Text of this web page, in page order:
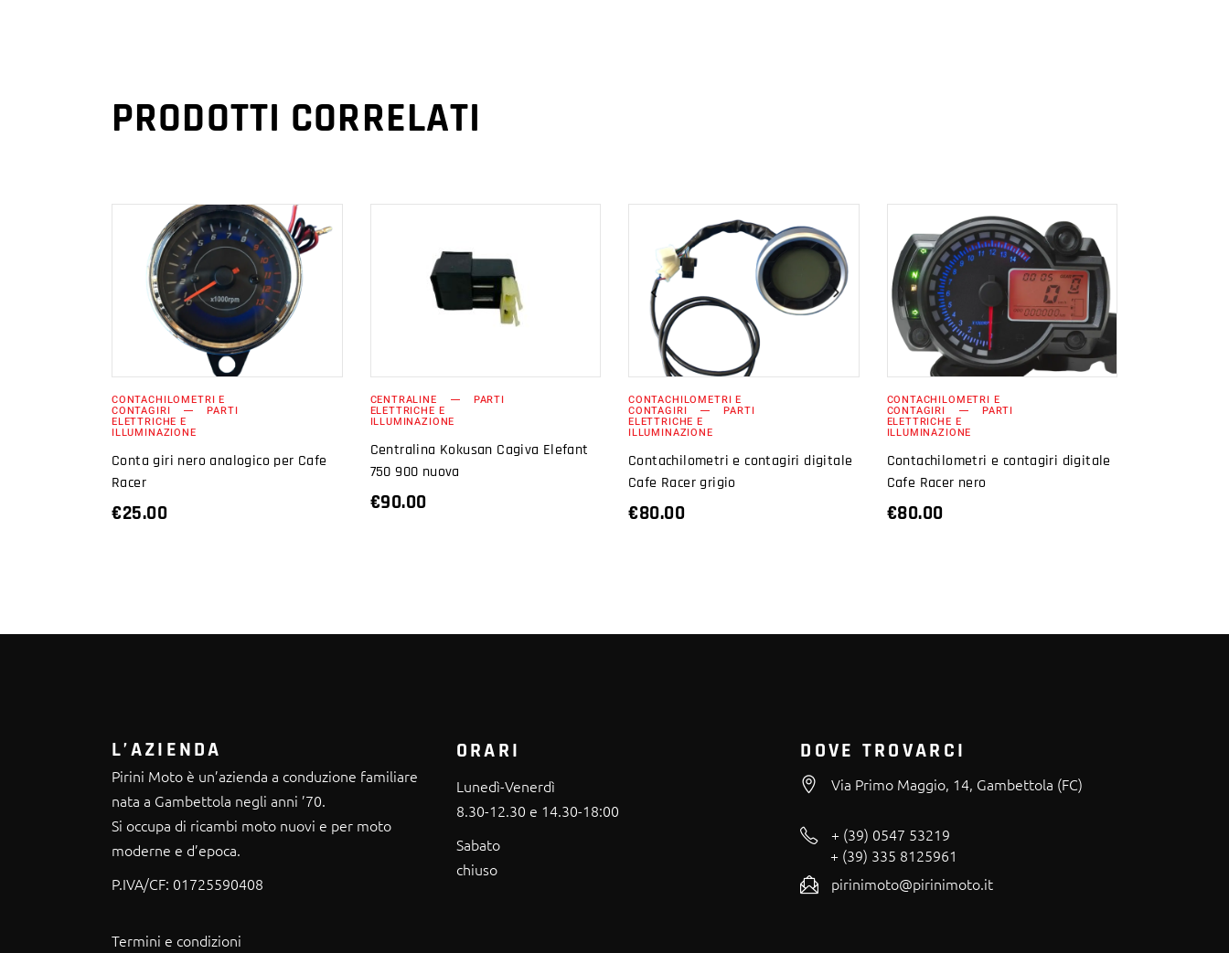
PRODOTTI CORRELATI
AGGIUNGI AL
CARRELLO
CONTACHILOMETRI E
CONTAGIRI PARTI
ELETTRICHE E
ILLUMINAZIONE
Conta giri nero analogico per Cafe
Racer
€25.00
AGGIUNGI AL
CARRELLO
CENTRALINE PARTI
ELETTRICHE E
ILLUMINAZIONE
Centralina Kokusan Cagiva Elefant
750 900 nuova
€90.00
AGGIUNGI AL
CARRELLO
CONTACHILOMETRI E
CONTAGIRI PARTI
ELETTRICHE E
ILLUMINAZIONE
Contachilometri e contagiri digitale
Cafe Racer grigio
€80.00
AGGIUNGI AL
CARRELLO
CONTACHILOMETRI E
CONTAGIRI PARTI
ELETTRICHE E
ILLUMINAZIONE
Contachilometri e contagiri digitale
Cafe Racer nero
€80.00
L’AZIENDA
Pirini Moto è un’azienda a conduzione familiare
nata a Gambettola negli anni ’70.
Si occupa di ricambi moto nuovi e per moto
moderne e d’epoca.
P.IVA/CF: 01725590408
Termini e condizioni
ORARI
Lunedì-Venerdì
8.30-12.30 e 14.30-18:00
Sabato
chiuso
DOVE TROVARCI
Via Primo Maggio, 14, Gambettola (FC)
+ (39) 0547 53219
+ (39) 335 8125961
pirinimoto@pirinimoto.it